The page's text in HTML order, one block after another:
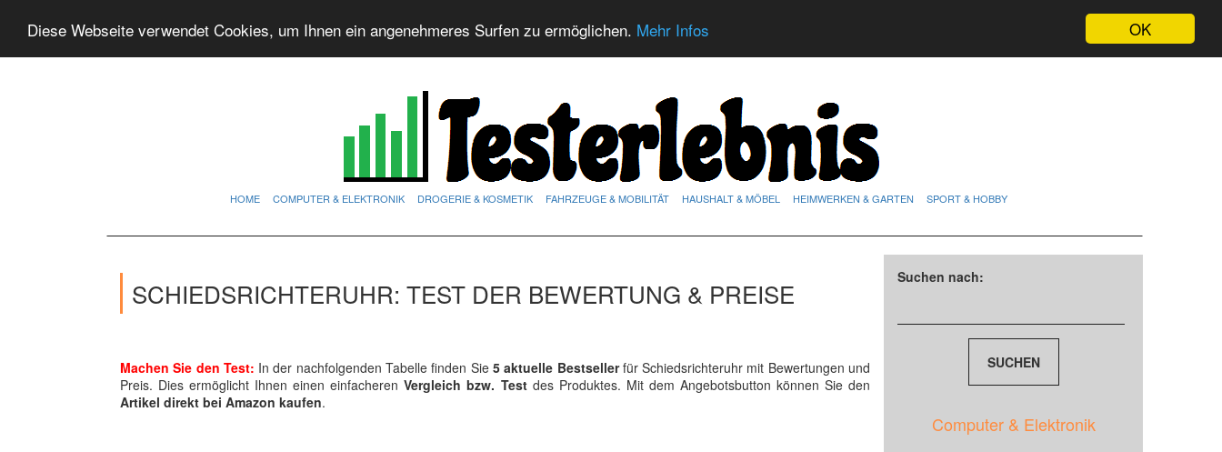
OK
Diese Webseite verwendet Cookies, um Ihnen ein angenehmeres Surfen zu ermöglichen. Mehr Infos
HOME COMPUTER & ELEKTRONIK DROGERIE & KOSMETIK FAHRZEUGE & MOBILITÄT HAUSHALT & MÖBEL HEIMWERKEN & GARTEN SPORT & HOBBY
SCHIEDSRICHTERUHR: TEST DER BEWERTUNG & PREISE
Machen Sie den Test: In der nachfolgenden Tabelle finden Sie5 aktuelle Bestsellerfür Schiedsrichteruhr mit Bewertungen und
Preis. Dies ermöglicht Ihnen einen einfacherenVergleich bzw. Testdes Produktes. Mit dem Angebotsbutton können Sie den
Artikel direkt bei Amazon kaufen.
Suchen nach:
Computer & Elektronik